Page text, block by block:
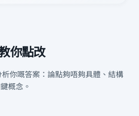
你點改
你嘅答案：論點夠唔夠具體、結構
概念。